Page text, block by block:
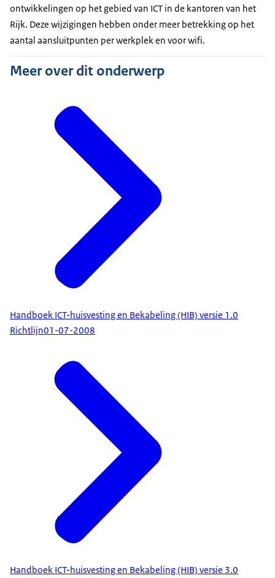
ontwikkelingen op het gebied van ICT in de kantoren van het
Rijk. Deze wijzigingen hebben onder meer betrekking op het
aantal aansluitpunten per werkplek en voor wifi.
Meer over dit onderwerp
Handboek ICT-huisvesting en Bekabeling (HIB) versie 1.0
Richtlijn01-07-2008
Handboek ICT-huisvesting en Bekabeling (HIB) versie 3.0